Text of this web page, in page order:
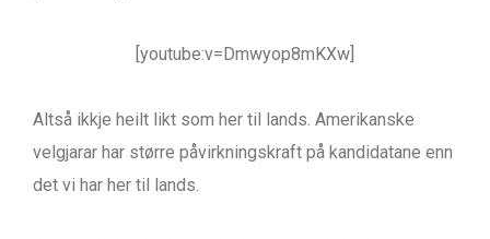
[youtube:v=Dmwyop8mKXw]
Altså ikkje heilt likt som her til lands. Amerikanske
velgjarar har større påvirkningskraft på kandidatane enn
det vi har her til lands.